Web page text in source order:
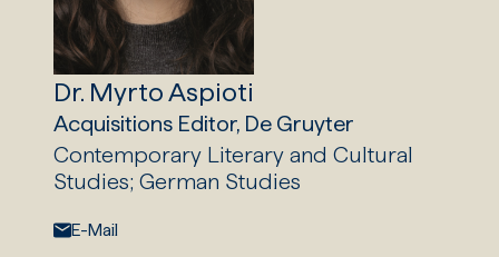
Dr. Myrto Aspioti
Acquisitions Editor, De Gruyter
Contemporary Literary and Cultural
Studies; German Studies
E-Mail:
E-Mail